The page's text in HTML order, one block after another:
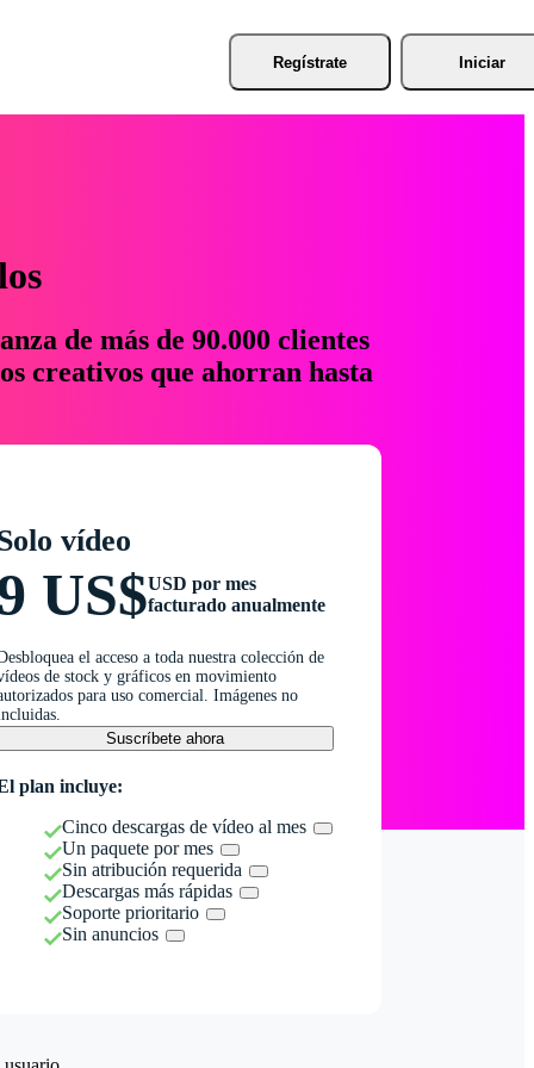
Regístrate Iniciar
de más de 90.000 clientes
creativos que ahorran hasta
vídeo
US$USD por mes
facturado anualmente
el acceso a toda nuestra colección de
de stock y gráficos en movimiento
para uso comercial. Imágenes no
Suscríbete ahora
plan incluye:
Cinco descargas de vídeo al mes
Un paquete por mes
Sin atribución requerida
Descargas más rápidas
Soporte prioritario
Sin anuncios